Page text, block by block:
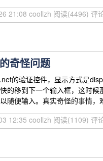
21:08 coollzh 阅读(4496) 评
奇怪问题
的验证控件，显示方式是
的移到下一个输入框，这时
随便输入。真实奇怪的事情，
12:35 coollzh 阅读(1109) 评